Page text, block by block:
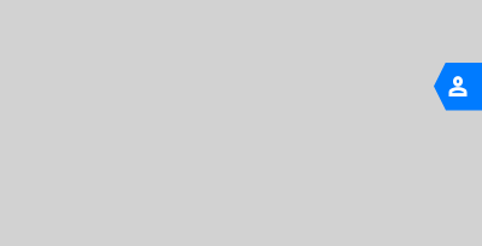
person